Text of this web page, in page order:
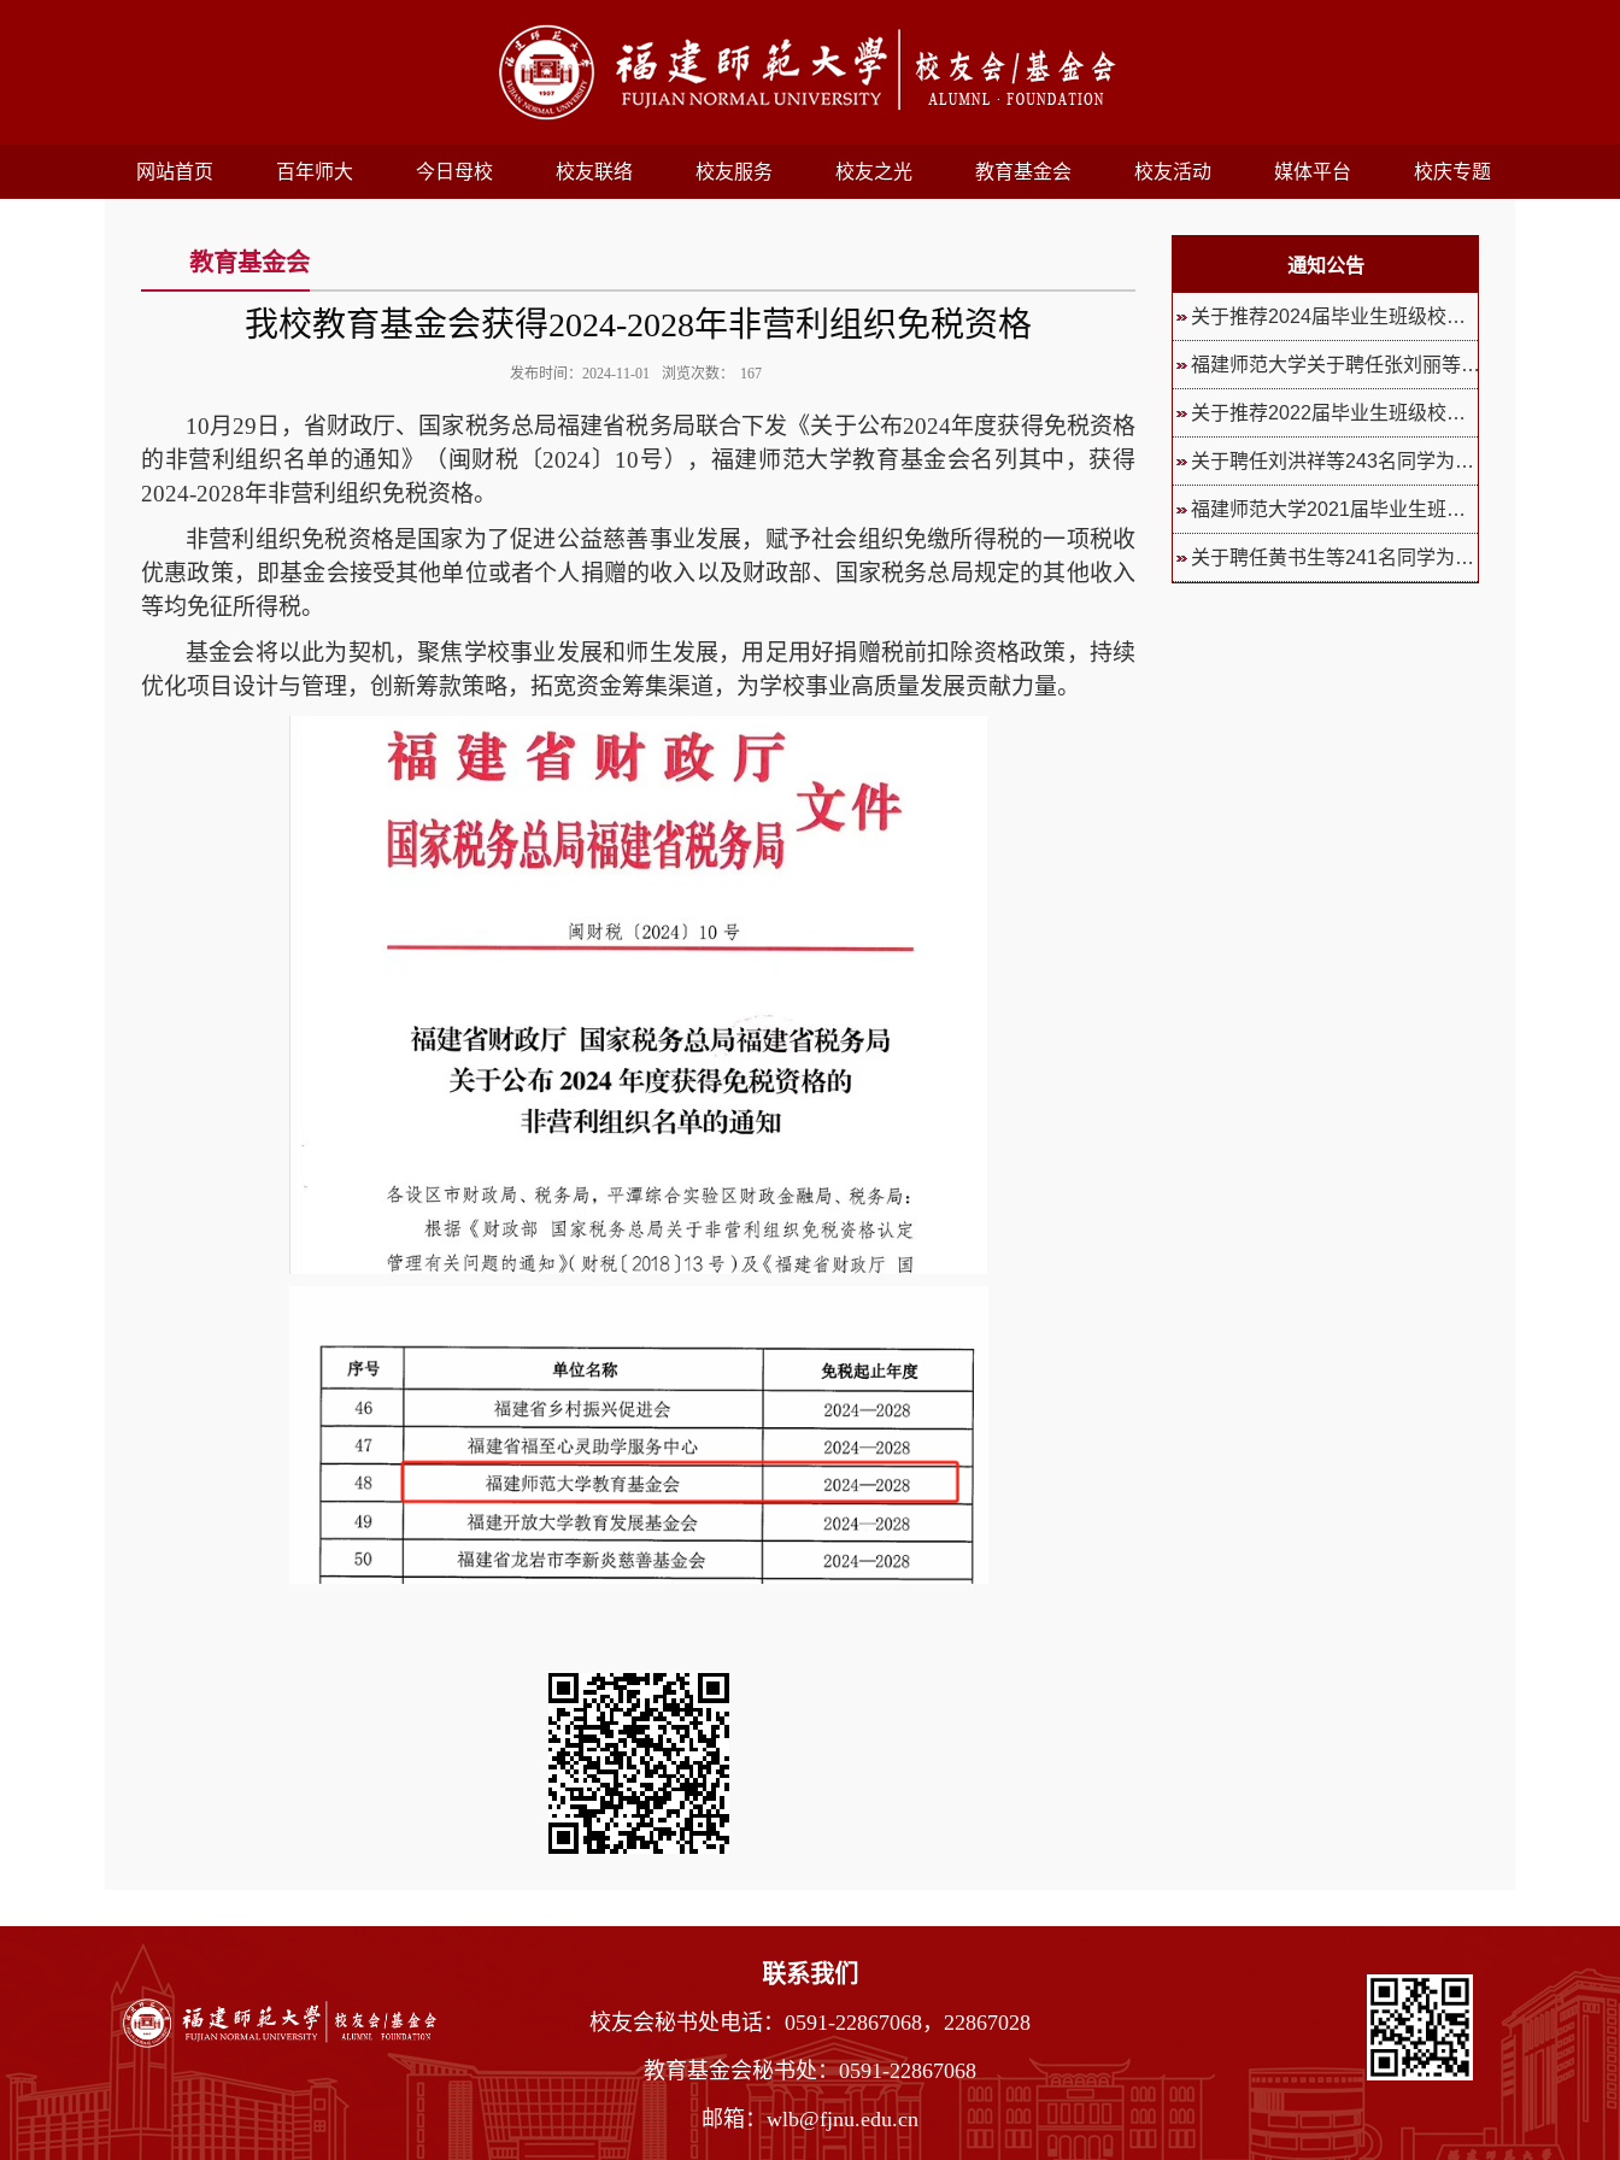
网站首页 百年师大 今日母校 校友联络 校友服务 校友之光 教育基金会 校友活动 媒体平台 校庆专题
教育基金会
我校教育基金会获得2024-2028年非营利组织免税资格
发布时间：2024-11-01 浏览次数： 167
10月 29 日，省财政厅、国家税务总局福建省税务局联合下发《关于公布2024年度获得免税资格
的非营利组织名单的通知》（闽财税 〔2024〕 10号）， 福建师范大学教育基金会名列其中，获得
2024-2028年非营利组织免税资格。
非营利组织免税资格是国家为了促进公益慈善事业发展，赋予社会组织免缴所得税的一项税收
优惠政策，
即基金会接受其他单位或者个人捐赠的收入以及财政部、国家税务总局规定的其他收入
等均免征所得税。
基金会将以此为契机，聚焦学校事业发展和师生发展， 用足用好捐赠税前扣除资格政策， 持续
优化项目设计与管理，创新筹款策略，拓宽资金筹集渠道，为学校事业高质量发展贡献力量。
通知公告
关于推荐2024届毕业生班级校友联...
福建师范大学关于聘任张刘丽等24...
关于推荐2022届毕业生班级校友联...
关于聘任刘洪祥等243名同学为福...
福建师范大学2021届毕业生班级校...
关于聘任黄书生等241名同学为福...
联系我们
校友会秘书处电话：0591-22867068，22867028
教育基金会秘书处：0591-22867068
邮箱：wlb@fjnu.edu.cn